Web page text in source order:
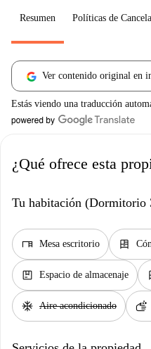
Resumen Políticas de
Ver contenido original en
Estás viendo una traducción
¿Qué ofrece esta
Tu habitación (Dormitorio
desk Mesa escritorio dresser
package Espacio de almacenaje
ac_unit Aire acondicionado soap